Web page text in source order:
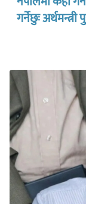
गर्नेछुः अर्थमन्त्री